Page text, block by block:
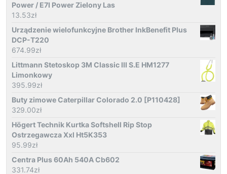
Power / E7I Power Zielony Las
13.53zł
Urządzenie wielofunkcyjne Brother InkBenefit Plus
DCP-T220
674.99zł
Littmann Stetoskop 3M Classic III S.E HM1277
Limonkowy
395.99zł
Buty zimowe Caterpillar Colorado 2.0 [P110428]
329.00zł
Högert Technik Kurtka Softshell Rip Stop
Ostrzegawcza Xxl Ht5K353
95.99zł
Centra Plus 60Ah 540A Cb602
331.74zł